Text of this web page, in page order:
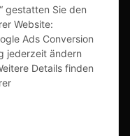
gestatten Sie den
Website:
Ads Conversion
jederzeit ändern
Details finden